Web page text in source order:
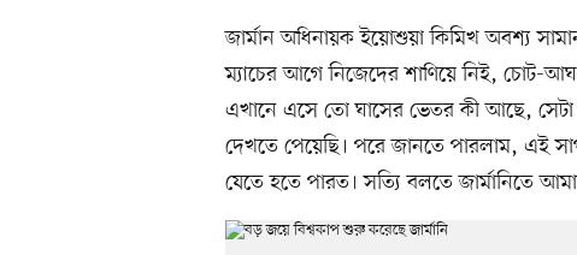
জার্মান অধিনায়ক ইয়োশুয়া কিমিখ অবশ্য
ম্যাচের আগে নিজেদের শাণিয়ে নিই, চোট-
এখানে এসে তো ঘাসের ভেতর কী আছে,
দেখতে পেয়েছি। পরে জানতে পারলাম, এই
যেতে হতে পারত। সত্যি বলতে জার্মানিতে